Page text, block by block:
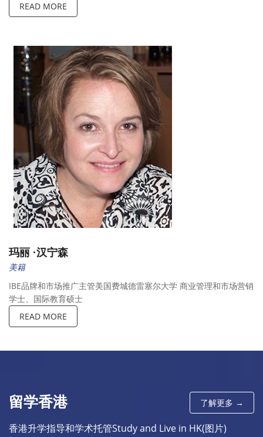
READ MORE
玛丽 ·汉宁森
美籍
IBE品牌和市场推广主管美国费城德雷塞尔大学 商业管理和市场营销
学士、国际教育硕士
READ MORE
了解更多 →
留学香港
香港升学指导和学术托管Study and Live in HK(图片)